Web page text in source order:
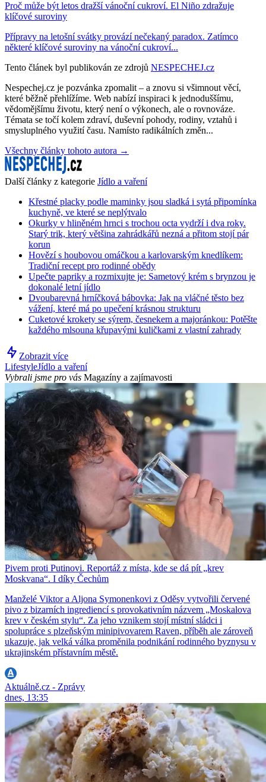
Proč může být letos dražší vánoční cukroví. El Niño zdražuje
klíčové suroviny
Přípravy na letošní svátky provází nečekaný paradox. Zatímco
některé klíčové suroviny na vánoční cukroví...
Tento článek byl publikován ze zdrojů NESPECHEJ.cz
Nespechej.cz je pozvánka zpomalit – a znovu si všimnout věcí,
které běžně přehlížíme. Web nabízí inspiraci k jednoduššímu,
vědomějšímu životu, který není o výkonech, ale o rovnováze.
Témata se točí kolem zdraví, duševní pohody, rodiny, vztahů i
smysluplného využití času. Namísto radikálních změn...
Všechny články tohoto autora →
Další články z kategorie Jídlo a vaření
Křestné placky podle maminky jsou sladká i sytá připomínka
kuchyně, ve které se neplýtvalo
Okurky v hliněném hrnci s trochou octa vydrží i dva roky.
Starý trik, který většina zahrádkářů nezná a přitom stojí pár
korun
Hovězí s houbovou omáčkou a karlovarským knedlíkem:
Tradiční recept pro rodinné obědy
Upečte papriky a rozmixujte je: Sametový krém s brynzou je
dokonalé letní jídlo
Dvoubarevná hrníčková bábovka: Jak na vláčné těsto bez
vážení, které má po upečení krásnou strukturu
Cuketové krokety se sýrem, česnekem a majoránkou: Potěšte
každého mlsouna křupavými kuličkami z vlastní zahrady
Zobrazit více
LifestyleJídlo a vaření
Vybrali jsme pro vás Magazíny a zajímavosti
Pivem proti Putinovi. Reportáž z místa, kde se dá pít „krev
Moskvana“. I díky Čechům
Manželé Viktor a Aljona Symonenkovi z Oděsy vytvořili červené
pivo z bizarních ingrediencí s provokativním názvem „Moskalova
krev v českém stylu“. Za jeho vznikem stojí místní sládci i
spolupráce s plzeňským minipivovarem Raven, příběh ale zároveň
ukazuje, jak velká válka proměnila podnikání rodinného byznysu v
ukrajinském přístavním městě.
Aktuálně.cz - Zprávy
dnes, 13:35